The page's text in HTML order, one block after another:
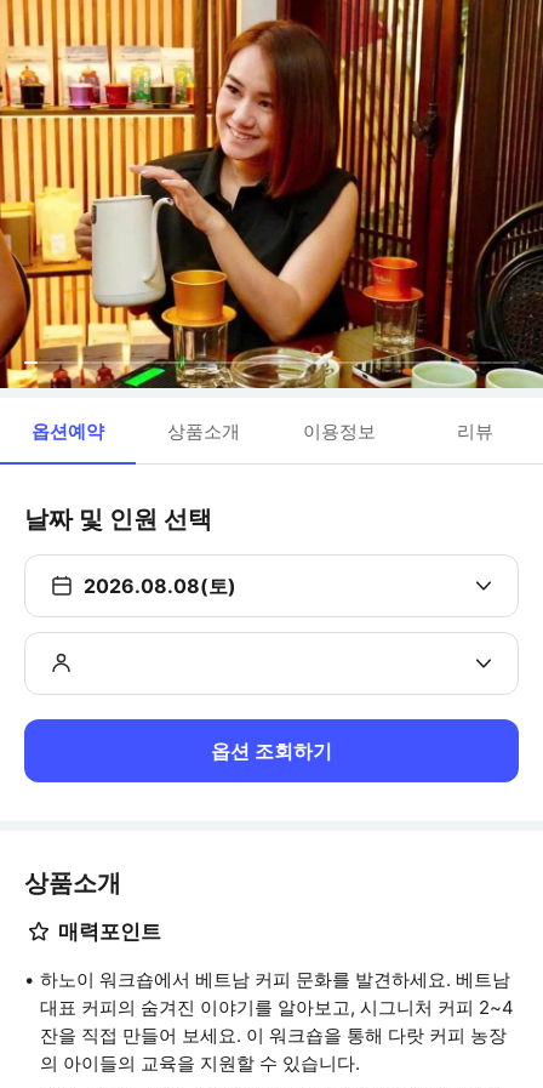
옵션예약 상품소개 이용정보 리뷰
날짜 및 인원 선택
2026.08.08(토)
옵션 조회하기
상품소개
매력포인트
하노이 워크숍에서 베트남 커피 문화를 발견하세요. 베트남
대표 커피의 숨겨진 이야기를 알아보고, 시그니처 커피 2~4
잔을 직접 만들어 보세요. 이 워크숍을 통해 다랏 커피 농장
의 아이들의 교육을 지원할 수 있습니다.